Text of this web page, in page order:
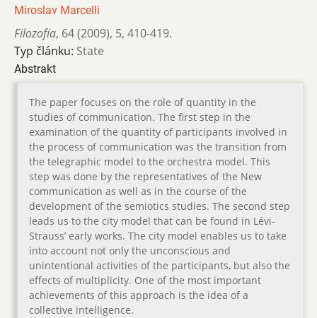
Miroslav Marcelli
Filozofia, 64 (2009), 5, 410-419.
Typ článku: State
Abstrakt
The paper focuses on the role of quantity in the
studies of communication. The first step in the
examination of the quantity of participants involved in
the process of communication was the transition from
the telegraphic model to the orchestra model. This
step was done by the representatives of the New
communication as well as in the course of the
development of the semiotics studies. The second step
leads us to the city model that can be found in Lévi-
Strauss’ early works. The city model enables us to take
into account not only the unconscious and
unintentional activities of the participants, but also the
effects of multiplicity. One of the most important
achievements of this approach is the idea of a
collective intelligence.